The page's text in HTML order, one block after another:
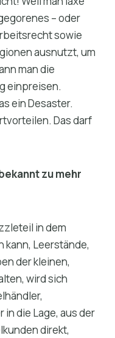
– oder
sowie
ausnutzt, um
man die
einpreisen.
ein Desaster.
Das darf
zu mehr
in dem
kann, Leerstände,
der kleinen,
wird sich
die Lage, aus der
direkt,